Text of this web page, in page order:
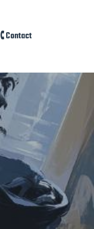
🕻 Contact